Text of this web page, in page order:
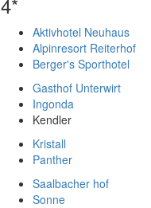
Aktivhotel Neuhaus
Alpinresort Reiterhof
Berger's Sporthotel
Gasthof Unterwirt
Ingonda
Kendler
Kristall
Panther
Saalbacher hof
Sonne